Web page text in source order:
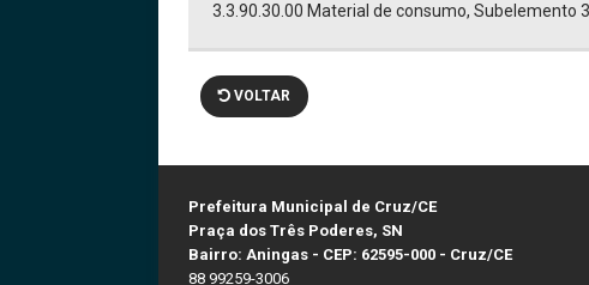
3.3.90.30.00 Material de consumo, Subelemento
VOLTAR
Prefeitura Municipal de Cruz/CE
Praça dos Três Poderes, SN
Bairro: Aningas - CEP: 62595-000 - Cruz/CE
88 99259-3006